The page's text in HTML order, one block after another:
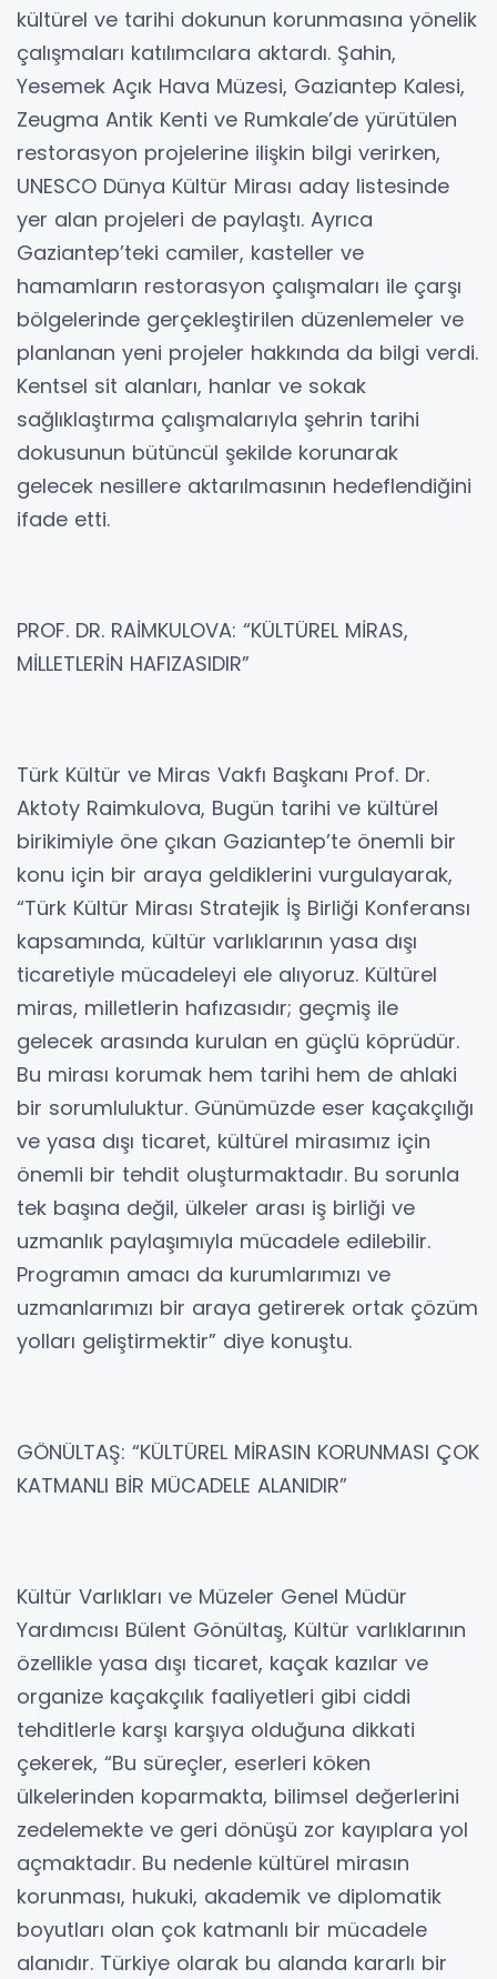
kültürel ve tarihi dokunun korunmasına yönelik
çalışmaları katılımcılara aktardı. Şahin,
Yesemek Açık Hava Müzesi, Gaziantep Kalesi,
Zeugma Antik Kenti ve Rumkale’de yürütülen
restorasyon projelerine ilişkin bilgi verirken,
UNESCO Dünya Kültür Mirası aday listesinde
yer alan projeleri de paylaştı. Ayrıca
Gaziantep’teki camiler, kasteller ve
hamamların restorasyon çalışmaları ile çarşı
bölgelerinde gerçekleştirilen düzenlemeler ve
planlanan yeni projeler hakkında da bilgi verdi.
Kentsel sit alanları, hanlar ve sokak
sağlıklaştırma çalışmalarıyla şehrin tarihi
dokusunun bütüncül şekilde korunarak
gelecek nesillere aktarılmasının hedeflendiğini
ifade etti.
PROF. DR. RAİMKULOVA: “KÜLTÜREL MİRAS,
MİLLETLERİN HAFIZASIDIR”
Türk Kültür ve Miras Vakfı Başkanı Prof. Dr.
Aktoty Raimkulova, Bugün tarihi ve kültürel
birikimiyle öne çıkan Gaziantep’te önemli bir
konu için bir araya geldiklerini vurgulayarak,
“Türk Kültür Mirası Stratejik İş Birliği Konferansı
kapsamında, kültür varlıklarının yasa dışı
ticaretiyle mücadeleyi ele alıyoruz. Kültürel
miras, milletlerin hafızasıdır; geçmiş ile
gelecek arasında kurulan en güçlü köprüdür.
Bu mirası korumak hem tarihi hem de ahlaki
bir sorumluluktur. Günümüzde eser kaçakçılığı
ve yasa dışı ticaret, kültürel mirasımız için
önemli bir tehdit oluşturmaktadır. Bu sorunla
tek başına değil, ülkeler arası iş birliği ve
uzmanlık paylaşımıyla mücadele edilebilir.
Programın amacı da kurumlarımızı ve
uzmanlarımızı bir araya getirerek ortak çözüm
yolları geliştirmektir” diye konuştu.
GÖNÜLTAŞ: “KÜLTÜREL MİRASIN KORUNMASI ÇOK
KATMANLI BİR MÜCADELE ALANIDIR”
Kültür Varlıkları ve Müzeler Genel Müdür
Yardımcısı Bülent Gönültaş, Kültür varlıklarının
özellikle yasa dışı ticaret, kaçak kazılar ve
organize kaçakçılık faaliyetleri gibi ciddi
tehditlerle karşı karşıya olduğuna dikkati
çekerek, “Bu süreçler, eserleri köken
ülkelerinden koparmakta, bilimsel değerlerini
zedelemekte ve geri dönüşü zor kayıplara yol
açmaktadır. Bu nedenle kültürel mirasın
korunması, hukuki, akademik ve diplomatik
boyutları olan çok katmanlı bir mücadele
alanıdır. Türkiye olarak bu alanda kararlı bir